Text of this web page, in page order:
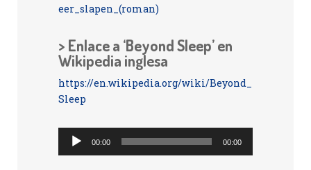
eer_slapen_(roman)
> Enlace a ‘Beyond Sleep’ en
Wikipedia inglesa
https://en.wikipedia.org/wiki/Beyond_
Sleep
Reproductor
00:00 00:00